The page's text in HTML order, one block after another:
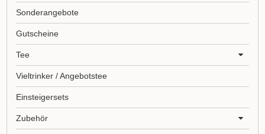
Sonderangebote
Gutscheine
Tee
Vieltrinker / Angebotstee
Einsteigersets
Zubehör